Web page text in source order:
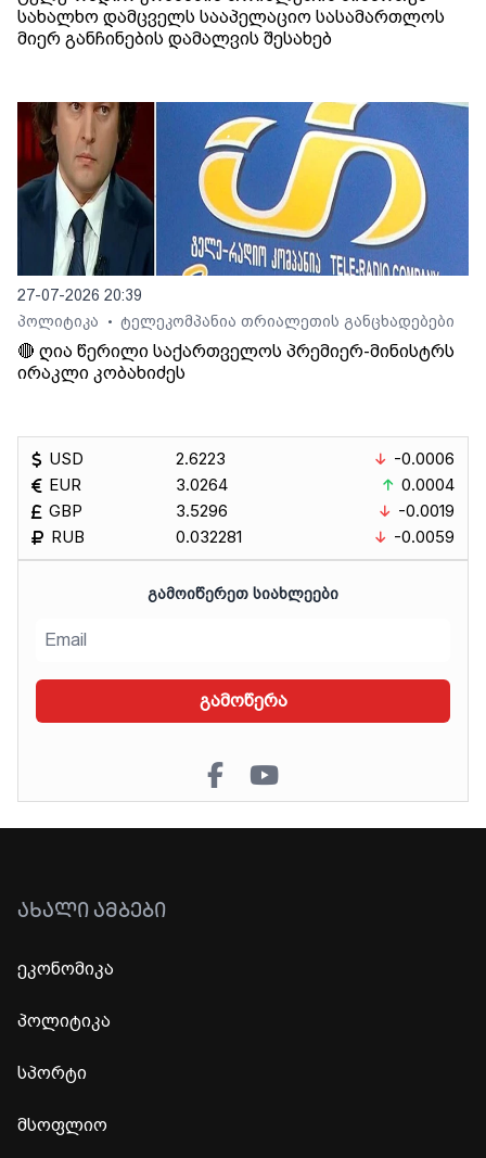
სახალხო დამცველს სააპელაციო სასამართლოს
მიერ განჩინების დამალვის შესახებ
27-07-2026 20:39
პოლიტიკა
• ტელეკომპანია თრიალეთის განცხადებები
🔴 ღია წერილი საქართველოს პრემიერ-მინისტრს
ირაკლი კობახიძეს
USD
EUR
GBP
RUB
2.6223
3.0264
3.5296
0.032281
-0.0006
0.0004
-0.0019
-0.0059
ᲒᲐᲛᲝᲘᲬᲔᲠᲔᲗ ᲡᲘᲐᲮᲚᲔᲔᲑᲘ
გამოწერა
ᲐᲮᲐᲚᲘ ᲐᲛᲑᲔᲑᲘ
ეკონომიკა
პოლიტიკა
სპორტი
მსოფლიო